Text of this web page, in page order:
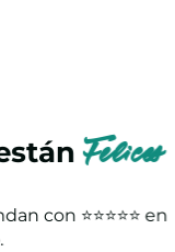
Felices
⭐⭐⭐⭐⭐ en